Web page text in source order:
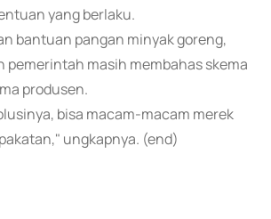
yang berlaku.
bantuan pangan minyak goreng,
pemerintah masih membahas skema
produsen.
bisa macam-macam merek
ungkapnya. (end)